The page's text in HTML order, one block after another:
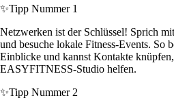
✨Tipp Nummer 1
Netzwerken ist der Schlüssel! Sprich
und besuche lokale Fitness-Events. So
Einblicke und kannst Kontakte
EASYFITNESS-Studio helfen.
✨Tipp Nummer 2